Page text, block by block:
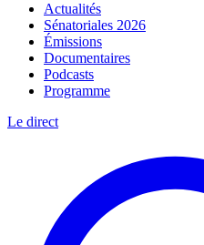
Actualités
Sénatoriales 2026
Émissions
Documentaires
Podcasts
Programme
Le direct